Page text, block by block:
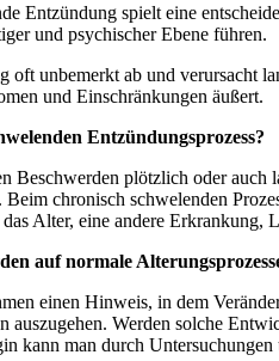
Entzündung spielt eine
und psychischer Ebene führen.
oft unbemerkt ab und verursacht
und Einschränkungen äußert.
Entzündungsprozess?
Beschwerden plötzlich oder auch
chronisch schwelenden
Alter, eine andere Erkrankung,
auf normale
einen Hinweis, in dem
auszugehen. Werden solche
kann man durch